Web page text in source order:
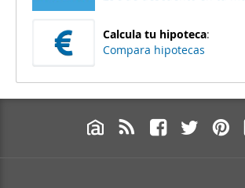
Calcula tu hipoteca:
Compara hipotecas